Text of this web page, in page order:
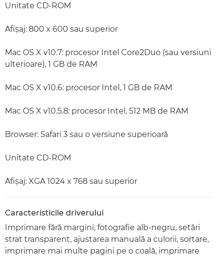
Unitate CD-ROM
Afişaj: 800 x 600 sau superior
Mac OS X v10.7: procesor Intel Core2Duo (sau versiuni
ulterioare), 1 GB de RAM
Mac OS X v10.6: procesor Intel, 1 GB de RAM
Mac OS X v10.5.8: procesor Intel, 512 MB de RAM
Browser: Safari 3 sau o versiune superioară
Unitate CD-ROM
Afişaj: XGA 1024 x 768 sau superior
Caracteristicile driverului
Imprimare fără margini, fotografie alb-negru, setări
strat transparent, ajustarea manuală a culorii, sortare,
imprimare mai multe pagini pe o coală, imprimare